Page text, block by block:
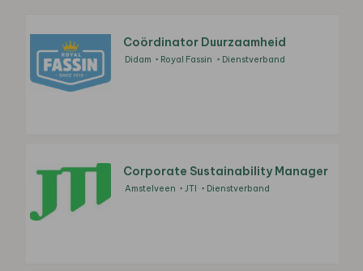
Coördinator Duurzaamheid
Didam Royal Fassin Dienstverband
Corporate Sustainability Manager
Amstelveen JTI Dienstverband